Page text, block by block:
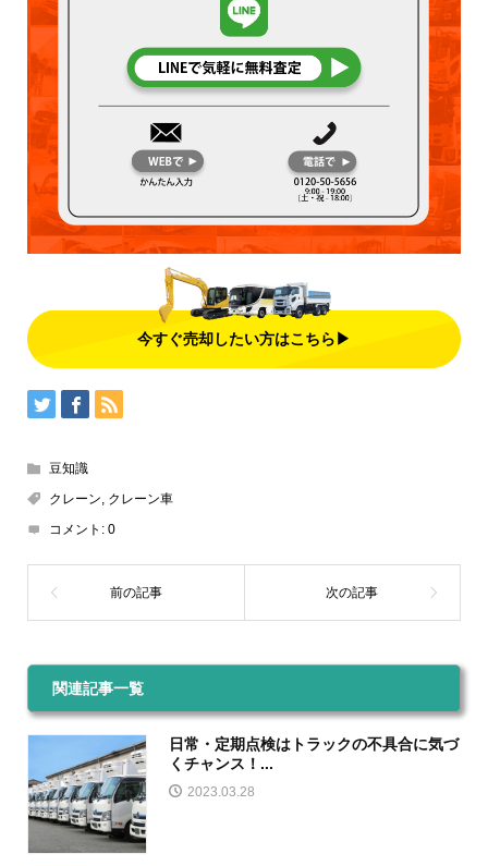
今すぐ売却したい方はこちら▶
豆知識
クレーン, クレーン車
コメント: 0
関連記事一覧
日常・定期点検はトラックの不具合に気づ
くチャンス！...
2023.03.28